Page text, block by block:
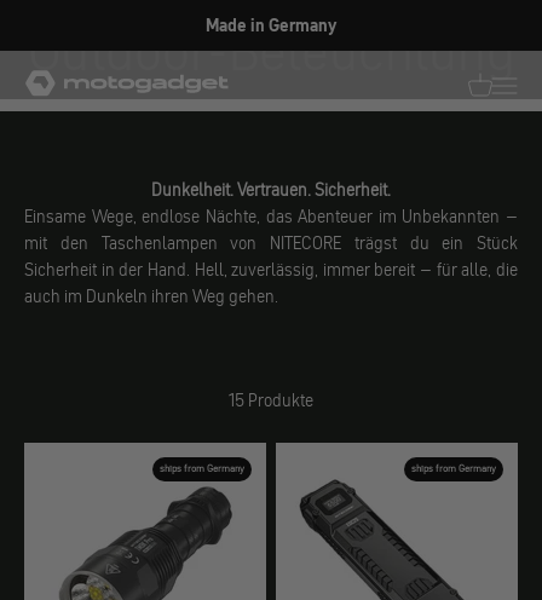
Made in Germany
motogadget GmbH
Outdoor-Beleuchtung
Dunkelheit. Vertrauen. Sicherheit.
Einsame Wege, endlose Nächte, das Abenteuer im Unbekannten –
mit den Taschenlampen von NITECORE trägst du ein Stück
Sicherheit in der Hand. Hell, zuverlässig, immer bereit – für alle, die
auch im Dunkeln ihren Weg gehen.
15 Produkte
ships from Germany ships from Germany